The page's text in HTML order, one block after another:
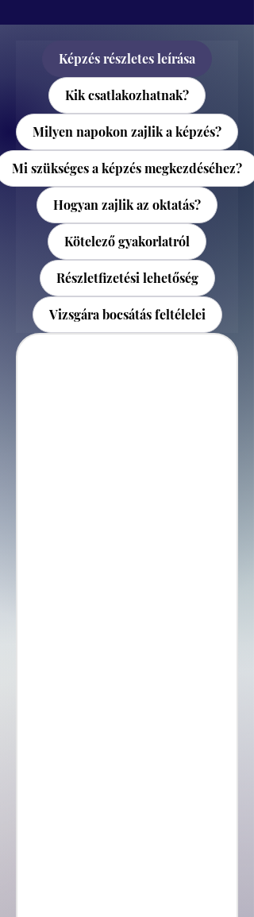
Képzés részletes leírása
Kik csatlakozhatnak?
Milyen napokon zajlik a képzés?
Mi szükséges a képzés megkezdéséhez?
Hogyan zajlik az oktatás?
Kötelező gyakorlatról
Részletfizetési lehetőség
Vizsgára bocsátás feltélelei